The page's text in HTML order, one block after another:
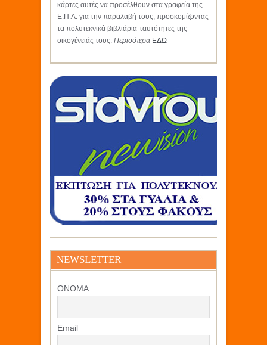
κάρτες αυτές να προσέλθουν στα γραφεία της
Ε.Π.Α. για την παραλαβή τους, προσκομίζοντας
τα πολυτεκνικά βιβλιάρια-ταυτότητες της
οικογένειάς τους. Περισότερα ΕΔΩ
NEWSLETTER
ΟΝΟΜΑ
Email